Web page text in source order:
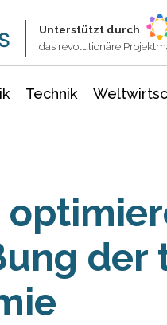
Unterstützt durch
das revolutionäre
Technik
der